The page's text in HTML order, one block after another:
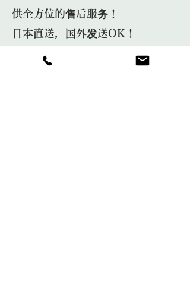
供全方位的售后服务！
日本直送，国外发送OK！